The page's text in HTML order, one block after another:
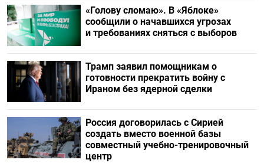
«Голову сломаю». В «Яблоке»
сообщили о начавшихся угрозах
и требованиях сняться с выборов
Трамп заявил помощникам о
готовности прекратить войну с
Ираном без ядерной сделки
Россия договорилась с Сирией
создать вместо военной базы
совместный учебно-тренировочный
центр